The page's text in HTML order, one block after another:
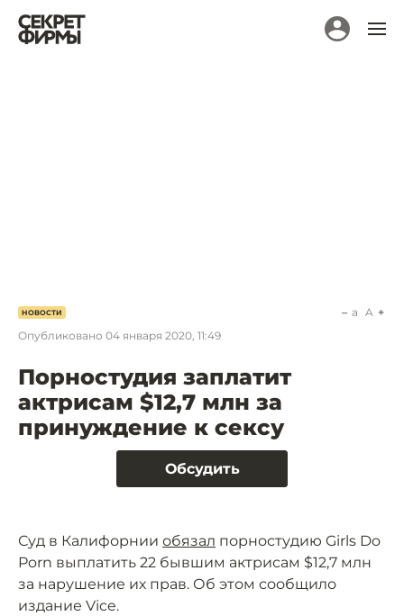
НОВОСТИ
Опубликовано 04 января 2020, 11:49
a A
Порностудия заплатит
актрисам $12,7 млн за
принуждение к сексу
Обсудить
Суд в Калифорнии обязал порностудию Girls Do
Porn выплатить 22 бывшим актрисам $12,7 млн
за нарушение их прав. Об этом сообщило
издание Vice.